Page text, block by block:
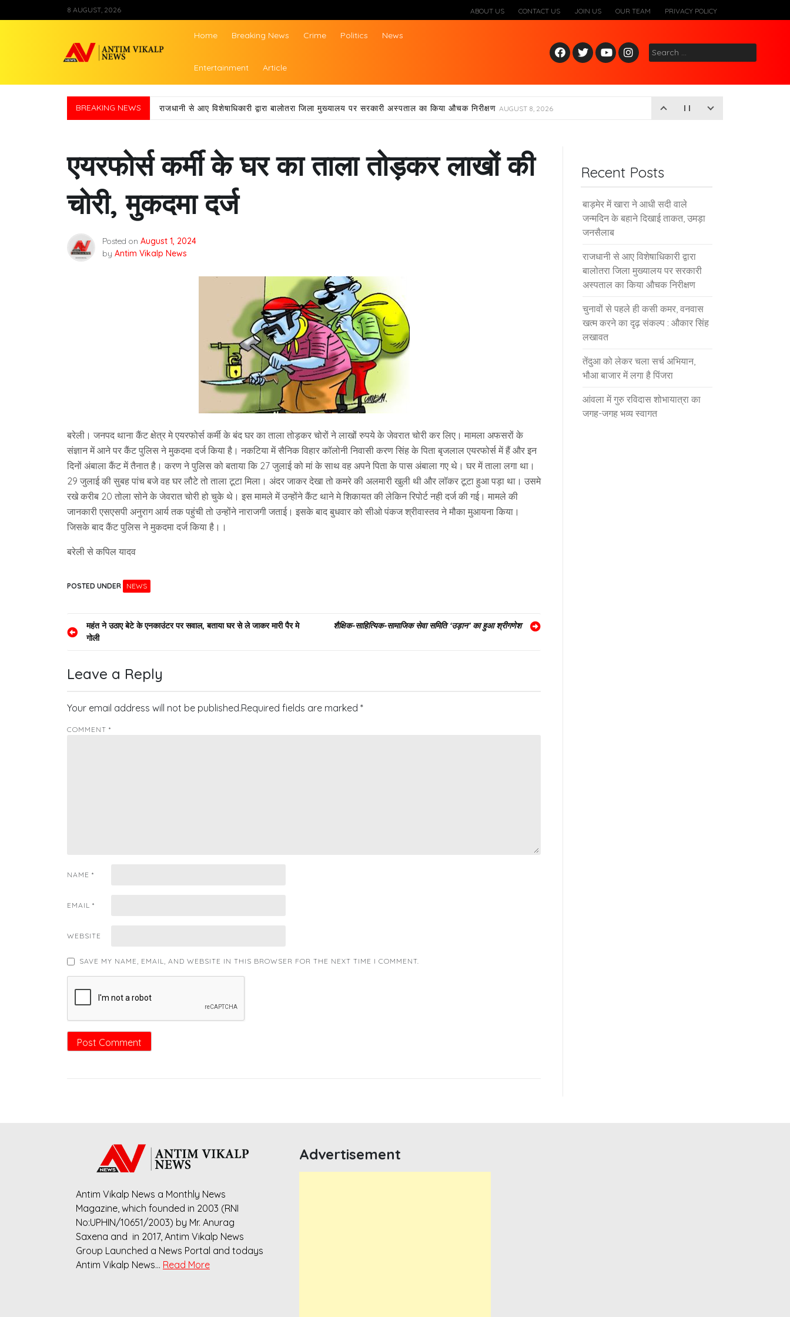
to
8 AUGUST, 2026 ABOUT US CONTACT US JOIN US OUR TEAM PRIVACY POLICY
Antim Vikalp News
Home Breaking News Crime Politics News
Entertainment Article
Fac
ebo
Twitt
er
Yout
ube
Inst
agr
Search
for:
BREAKING NEWS राजधानी से आए विशेषाधिकारी द्वारा बालोतरा जिला मुख्यालय पर सरकारी अस्पताल का किया औचक निरीक्षण AUGUST 8, 2026
एयरफोर्स कर्मी के घर का ताला तोड़कर लाखों की
चोरी, मुकदमा दर्ज
Posted on August 1, 2024
by Antim Vikalp News
बरेली। जनपद थाना कैंट क्षेत्र मे एयरफोर्स कर्मी के बंद घर का ताला तोड़कर चोरों ने लाखों रुपये के जेवरात चोरी कर लिए। मामला अफसरों के
संज्ञान में आने पर कैंट पुलिस ने मुकदमा दर्ज किया है। नकटिया में सैनिक विहार कॉलोनी निवासी करण सिंह के पिता बृजलाल एयरफोर्स में हैं और इन
दिनों अंबाला कैंट में तैनात है। करण ने पुलिस को बताया कि 27 जुलाई को मां के साथ वह अपने पिता के पास अंबाला गए थे। घर में ताला लगा था।
29 जुलाई की सुबह पांच बजे वह घर लौटे तो ताला टूटा मिला। अंदर जाकर देखा तो कमरे की अलमारी खुली थी और लॉकर टूटा हुआ पड़ा था। उसमे
रखे करीब 20 तोला सोने के जेवरात चोरी हो चुके थे। इस मामले में उन्होंने कैंट थाने मे शिकायत की लेकिन रिपोर्ट नही दर्ज की गई। मामले की
जानकारी एसएसपी अनुराग आर्य तक पहुंची तो उन्होंने नाराजगी जताई। इसके बाद बुधवार को सीओ पंकज श्रीवास्तव ने मौका मुआयना किया।
जिसके बाद कैंट पुलिस ने मुकदमा दर्ज किया है।।
बरेली से कपिल यादव
POSTED UNDER NEWS
Postमहंत ने उठाए बेटे के एनकाउंटर पर सवाल, बताया घर से ले जाकर मारी पैर मे
गोली
शैक्षिक-साहित्यिक-सामाजिक सेवा समिति ‘उड़ान’ का हुआ श्रीगणेश
Leave a Reply
Your email address will not be published.Required fields are marked *
COMMENT *
NAME *
EMAIL *
WEBSITE
SAVE MY NAME, EMAIL, AND WEBSITE IN THIS BROWSER FOR THE NEXT TIME I COMMENT.
Recent Posts
बाड़मेर में खारा ने आधी सदी वाले
जन्मदिन के बहाने दिखाई ताकत, उमड़ा
जनसैलाब
राजधानी से आए विशेषाधिकारी द्वारा
बालोतरा जिला मुख्यालय पर सरकारी
अस्पताल का किया औचक निरीक्षण
चुनावों से पहले ही कसी कमर, वनवास
खत्म करने का दृढ़ संकल्प : औकार सिंह
लखावत
तेंदुआ को लेकर चला सर्च अभियान,
भौआ बाजार में लगा है पिंजरा
आंवला में गुरु रविदास शोभायात्रा का
जगह-जगह भव्य स्वागत
Antim Vikalp News a Monthly News
Magazine, which founded in 2003 (RNI
No:UPHIN/10651/2003) by Mr. Anurag
Saxena and in 2017, Antim Vikalp News
Group Launched a News Portal and todays
Antim Vikalp News… Read More
Advertisement